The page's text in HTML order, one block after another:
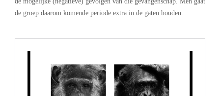
de groep daarom komende periode extra in de gaten houden.